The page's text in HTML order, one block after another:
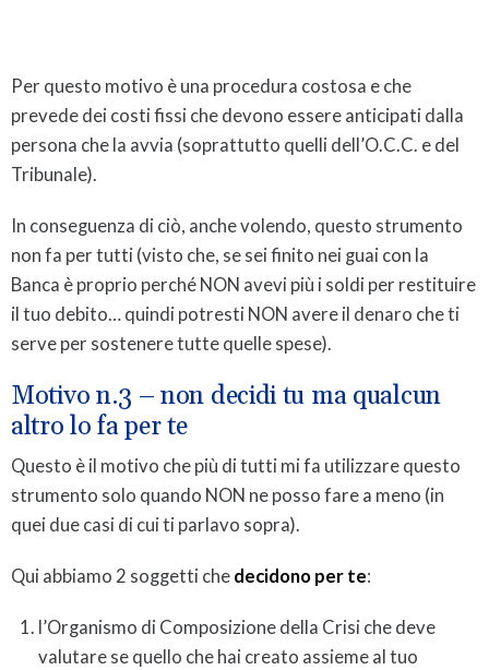
Per questo motivo è una procedura costosa e che
prevede dei costi fissi che devono essere anticipati dalla
persona che la avvia (soprattutto quelli dell’O.C.C. e del
Tribunale).
In conseguenza di ciò, anche volendo, questo strumento
non fa per tutti (visto che, se sei finito nei guai con la
Banca è proprio perché NON avevi più i soldi per restituire
il tuo debito… quindi potresti NON avere il denaro che ti
serve per sostenere tutte quelle spese).
Motivo n.3 – non decidi tu ma qualcun
altro lo fa per te
Questo è il motivo che più di tutti mi fa utilizzare questo
strumento solo quando NON ne posso fare a meno (in
quei due casi di cui ti parlavo sopra).
Qui abbiamo 2 soggetti che decidono per te:
l’Organismo di Composizione della Crisi che deve
valutare se quello che hai creato assieme al tuo